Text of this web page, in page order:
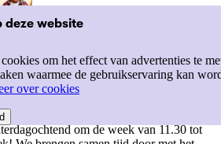
deze website
om het effect van advertenties te
waarmee de gebruikservaring kan
over cookies
Voorlezen in het Servisch |
jeziku.
om de week van 11.30 tot